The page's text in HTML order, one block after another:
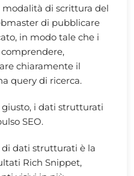
di scrittura del
di pubblicare
in modo tale che i
chiaramente il
query di ricerca.
i dati strutturati
SEO.
dati strutturati è la
Rich Snippet,